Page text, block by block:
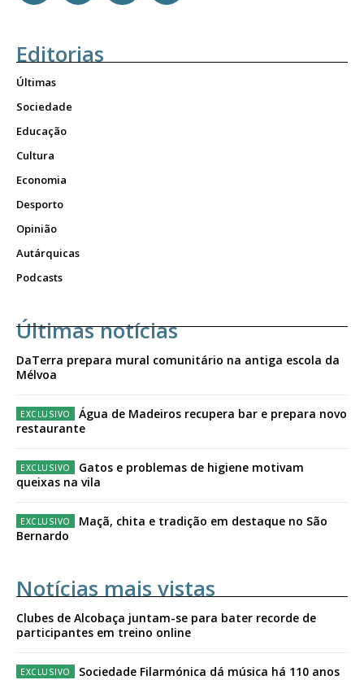
Editorias
Últimas
Sociedade
Educação
Cultura
Economia
Desporto
Opinião
Autárquicas
Podcasts
Últimas notícias
DaTerra prepara mural comunitário na antiga escola da
Mélvoa
Água de Madeiros recupera bar e prepara novo
restaurante
Gatos e problemas de higiene motivam
queixas na vila
Maçã, chita e tradição em destaque no São
Bernardo
Notícias mais vistas
Clubes de Alcobaça juntam-se para bater recorde de
participantes em treino online
Sociedade Filarmónica dá música há 110 anos